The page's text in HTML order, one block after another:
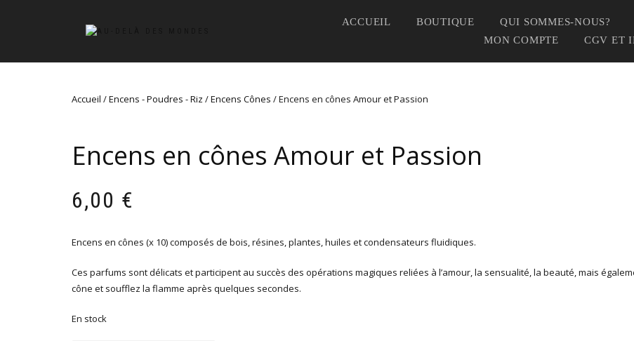
ACCUEIL BOUTIQUE QUI SOMMES-NOUS?
MON COMPTE
CGV ET
Accueil /Encens - Poudres - Riz /Encens Cônes / Encens en cônes Amour et Passion
Encens en cônes Amour et Passion
6,00 €
Encens en cônes (x 10) composés de bois, résines, plantes, huiles et condensateurs fluidiques.
Ces parfums sont délicats et participent au succès des opérations magiques reliées à l’amour, la sensualité, la beauté, mais
cône et soufflez la flamme après quelques secondes.
En stock